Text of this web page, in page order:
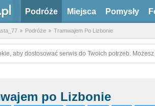
Podróże Miejsca Pomysły
Podróże Tramwajem Po Lizbonie
aby dostosować serwis do Twoich potrzeb.
po Lizbonie